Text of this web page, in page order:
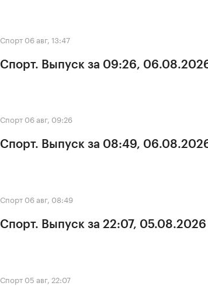
Спорт 06 авг, 13:47
Спорт. Выпуск за 09:26,
Спорт 06 авг, 09:26
Спорт. Выпуск за 08:49,
Спорт 06 авг, 08:49
Спорт. Выпуск за 22:07, 05.08.2026
Спорт 05 авг, 22:07